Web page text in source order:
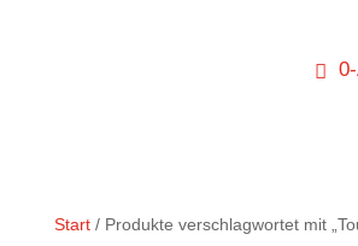
Start/ Produkte verschlagwortet mit